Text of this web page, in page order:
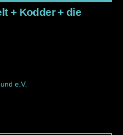
+ Kodder + die
e.V.